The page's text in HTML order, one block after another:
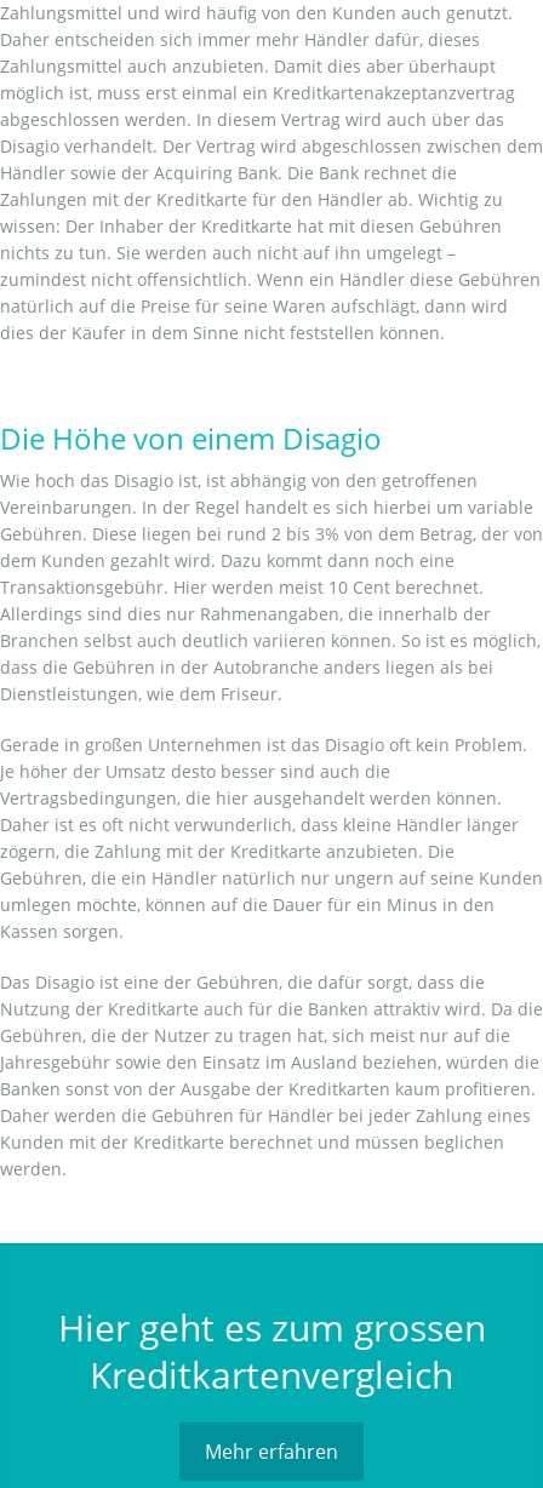
Zahlungsmittel und wird häufig von den Kunden auch genutzt.
Daher entscheiden sich immer mehr Händler dafür, dieses
Zahlungsmittel auch anzubieten. Damit dies aber überhaupt
möglich ist, muss erst einmal ein Kreditkartenakzeptanzvertrag
abgeschlossen werden. In diesem Vertrag wird auch über das
Disagio verhandelt. Der Vertrag wird abgeschlossen zwischen dem
Händler sowie der Acquiring Bank. Die Bank rechnet die
Zahlungen mit der Kreditkarte für den Händler ab. Wichtig zu
wissen: Der Inhaber der Kreditkarte hat mit diesen Gebühren
nichts zu tun. Sie werden auch nicht auf ihn umgelegt –
zumindest nicht offensichtlich. Wenn ein Händler diese Gebühren
natürlich auf die Preise für seine Waren aufschlägt, dann wird
dies der Käufer in dem Sinne nicht feststellen können.
Die Höhe von einem Disagio
Wie hoch das Disagio ist, ist abhängig von den getroffenen
Vereinbarungen. In der Regel handelt es sich hierbei um variable
Gebühren. Diese liegen bei rund 2 bis 3% von dem Betrag, der von
dem Kunden gezahlt wird. Dazu kommt dann noch eine
Transaktionsgebühr. Hier werden meist 10 Cent berechnet.
Allerdings sind dies nur Rahmenangaben, die innerhalb der
Branchen selbst auch deutlich variieren können. So ist es möglich,
dass die Gebühren in der Autobranche anders liegen als bei
Dienstleistungen, wie dem Friseur.
Gerade in großen Unternehmen ist das Disagio oft kein Problem.
Je höher der Umsatz desto besser sind auch die
Vertragsbedingungen, die hier ausgehandelt werden können.
Daher ist es oft nicht verwunderlich, dass kleine Händler länger
zögern, die Zahlung mit der Kreditkarte anzubieten. Die
Gebühren, die ein Händler natürlich nur ungern auf seine Kunden
umlegen möchte, können auf die Dauer für ein Minus in den
Kassen sorgen.
Das Disagio ist eine der Gebühren, die dafür sorgt, dass die
Nutzung der Kreditkarte auch für die Banken attraktiv wird. Da die
Gebühren, die der Nutzer zu tragen hat, sich meist nur auf die
Jahresgebühr sowie den Einsatz im Ausland beziehen, würden die
Banken sonst von der Ausgabe der Kreditkarten kaum profitieren.
Daher werden die Gebühren für Händler bei jeder Zahlung eines
Kunden mit der Kreditkarte berechnet und müssen beglichen
werden.
Hier geht es zum grossen
Kreditkartenvergleich
Mehr erfahren